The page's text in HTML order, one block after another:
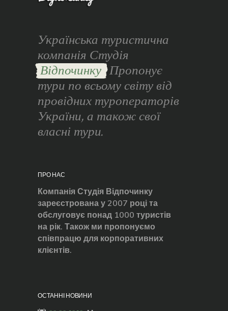
Українська туристична
компанія Студія
Відпочинку Пропонує
тури по всьому світу від
провідних туроператорів
України, а також свої
власні тури.
ПРО НАС
Компанія Студія Відпочинку
зареєстрована у 2007 році та
обслуговує понад 1000 туристів
на рік. Також ми пропонуємо
співпрацю для корпоративних
клієнтів.
ОСТАННІ НОВИНИ